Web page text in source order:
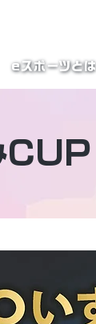
eスポーツとは
CUP